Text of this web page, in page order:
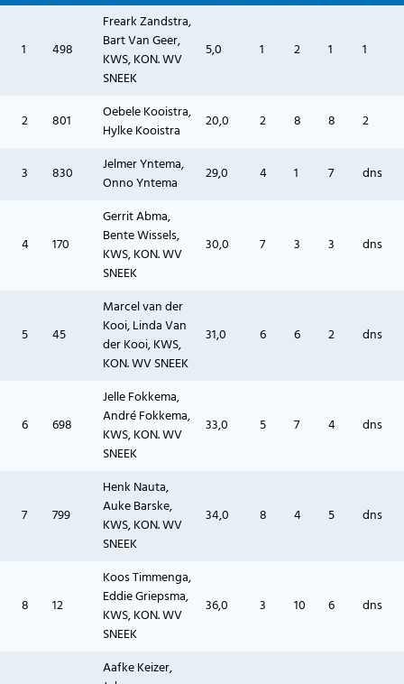
1 498
Freark Zandstra,
Bart Van Geer,
KWS, KON. WV
SNEEK
5,0 1 2 1 1
2 801
Oebele Kooistra,
Hylke Kooistra
20,0 2 8 8 2
3 830
Jelmer Yntema,
Onno Yntema
29,0 4 1 7 dns
4 170
Gerrit Abma,
Bente Wissels,
KWS, KON. WV
SNEEK
30,0 7 3 3 dns
5 45
Marcel van der
Kooi, Linda Van
der Kooi, KWS,
KON. WV SNEEK
31,0 6 6 2 dns
6 698
Jelle Fokkema,
André Fokkema,
KWS, KON. WV
SNEEK
33,0 5 7 4 dns
7 799
Henk Nauta,
Auke Barske,
KWS, KON. WV
SNEEK
34,0 8 4 5 dns
8 12
Koos Timmenga,
Eddie Griepsma,
KWS, KON. WV
SNEEK
36,0 3 10 6 dns
Aafke Keizer,